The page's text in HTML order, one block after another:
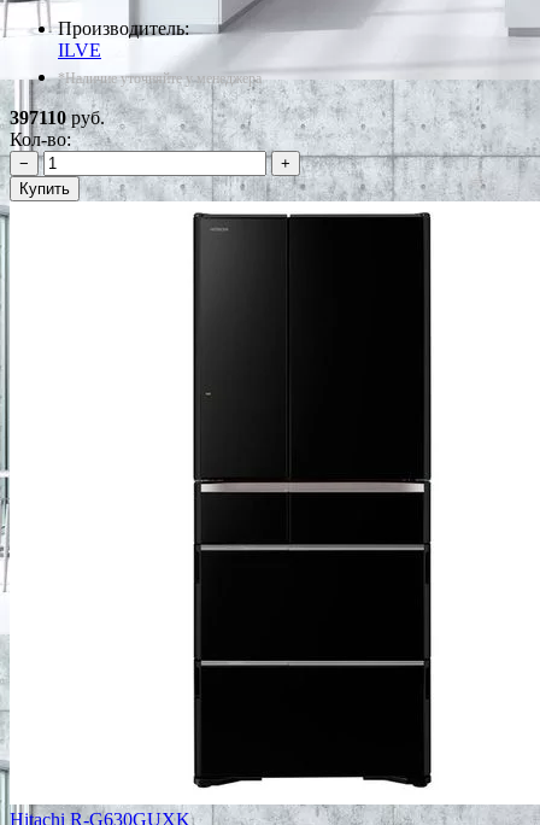
Производитель:
ILVE
*Наличие уточняйте у менеджера
397110руб.
Кол-во:
−
+
Купить
Hitachi R-G630GUXK